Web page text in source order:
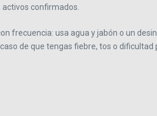
activos confirmados.
frecuencia: usa agua y jabón o un
de que tengas fiebre, tos o